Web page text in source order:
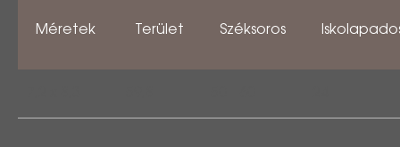
Méretek Terület Széksoros